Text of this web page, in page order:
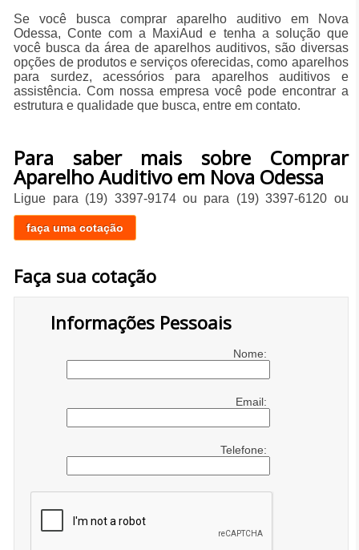
Se você busca comprar aparelho auditivo em Nova
Odessa, Conte com a MaxiAud e tenha a solução que
você busca da área de aparelhos auditivos, são diversas
opções de produtos e serviços oferecidas, como aparelhos
para surdez, acessórios para aparelhos auditivos e
assistência. Com nossa empresa você pode encontrar a
estrutura e qualidade que busca, entre em contato.
Para saber mais sobre Comprar
Aparelho Auditivo em Nova Odessa
Ligue para (19) 3397-9174ou para (19) 3397-6120 ou
faça uma cotação
Faça sua cotação
Informações Pessoais
Nome:
Email:
Telefone: